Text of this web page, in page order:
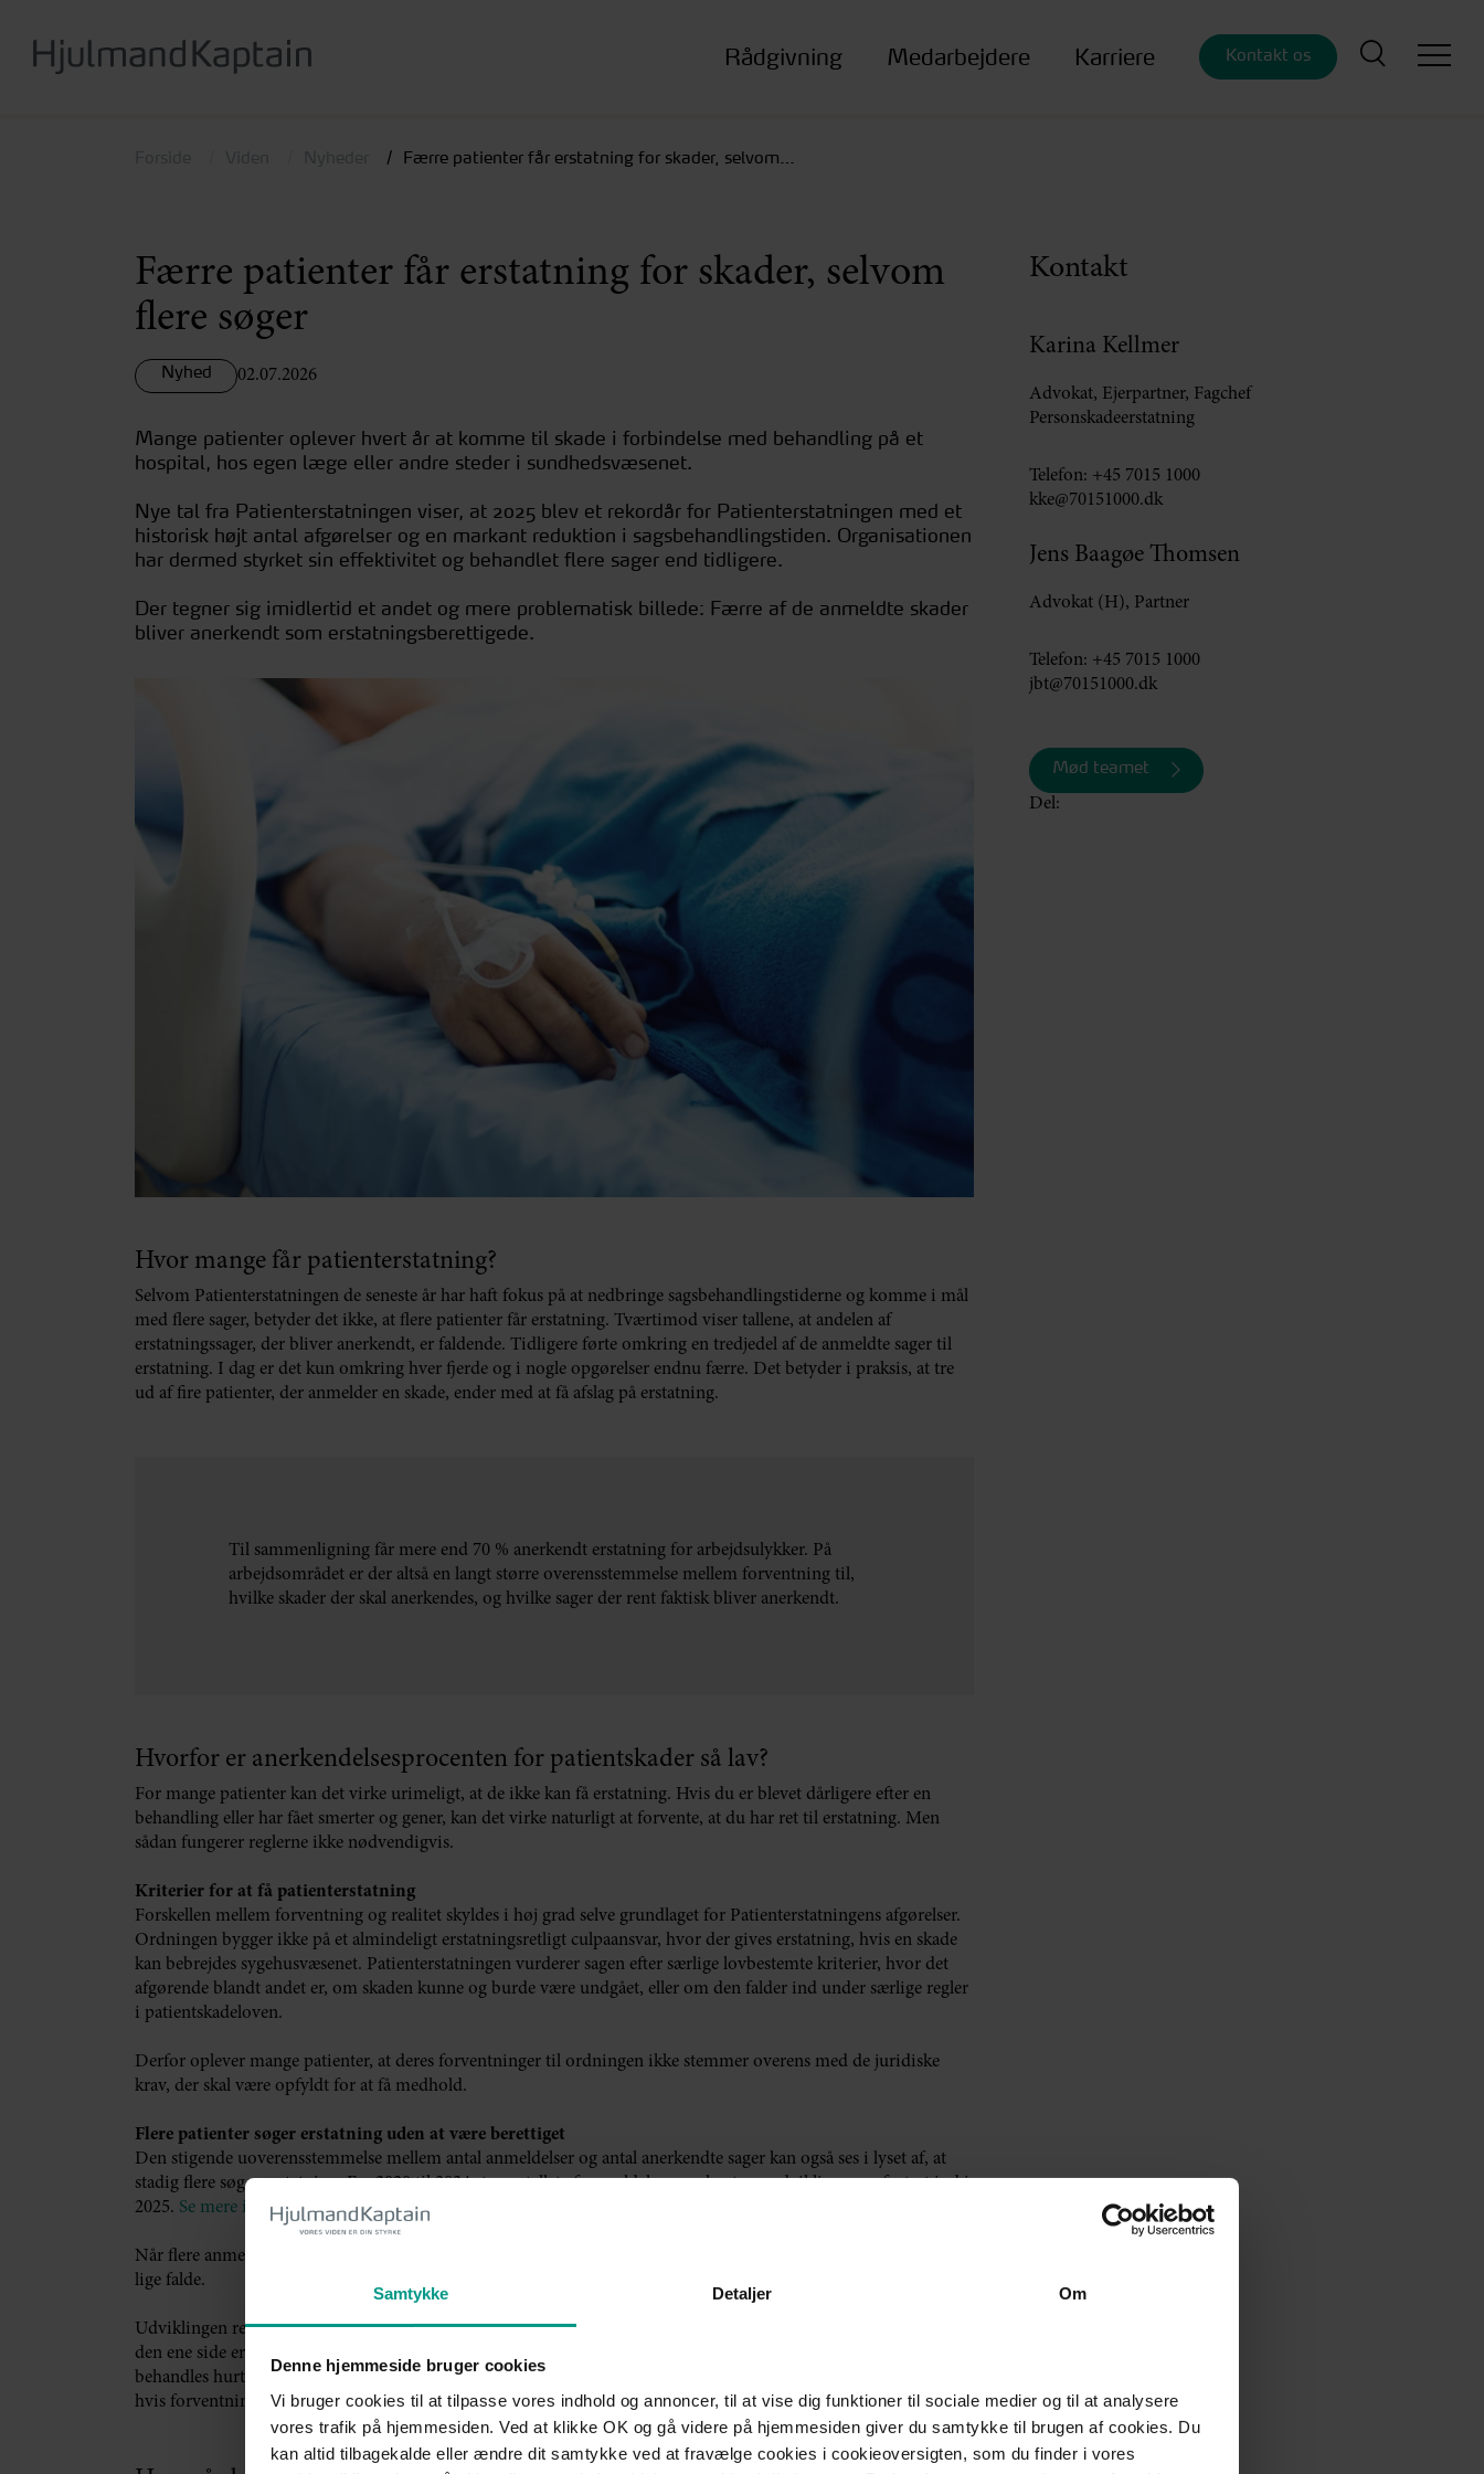
Samtykke Detaljer Om
Denne hjemmeside bruger cookies
Vi bruger cookies til at tilpasse vores indhold og annoncer, til at vise dig funktioner til sociale medier og til at analysere
vores trafik på hjemmesiden. Ved at klikke OK og gå videre på hjemmesiden giver du samtykke til brugen af cookies. Du
kan altid tilbagekalde eller ændre dit samtykke ved at fravælge cookies i cookieoversigten, som du finder i vores
hovedindhold
Rådgivning Medarbejdere Karriere Kontakt os
Færre patienter får erstatning for skader, selvom…
Færre patienter får erstatning for skader, selvom
flere søger
Nyhed 02.07.2026
Mange patienter oplever hvert år at komme til skade i forbindelse med behandling på et
hospital, hos egen læge eller andre steder i sundhedsvæsenet.
Nye tal fra Patienterstatningen viser, at 2025 blev et rekordår for Patienterstatningen med et
historisk højt antal afgørelser og en markant reduktion i sagsbehandlingstiden. Organisationen
har dermed styrket sin effektivitet og behandlet flere sager end tidligere.
Der tegner sig imidlertid et andet og mere problematisk billede: Færre af de anmeldte skader
bliver anerkendt som erstatningsberettigede.
Hvor mange får patienterstatning?
Selvom Patienterstatningen de seneste år har haft fokus på at nedbringe sagsbehandlingstiderne og komme i mål
med flere sager, betyder det ikke, at flere patienter får erstatning. Tværtimod viser tallene, at andelen af
erstatningssager, der bliver anerkendt, er faldende. Tidligere førte omkring en tredjedel af de anmeldte sager til
erstatning. I dag er det kun omkring hver fjerde og i nogle opgørelser endnu færre. Det betyder i praksis, at tre
ud af fire patienter, der anmelder en skade, ender med at få afslag på erstatning.
Til sammenligning får mere end 70 % anerkendt erstatning for arbejdsulykker. På
arbejdsområdet er der altså en langt større overensstemmelse mellem forventning til,
hvilke skader der skal anerkendes, og hvilke sager der rent faktisk bliver anerkendt.
Hvorfor er anerkendelsesprocenten for patientskader så lav?
For mange patienter kan det virke urimeligt, at de ikke kan få erstatning. Hvis du er blevet dårligere efter en
behandling eller har fået smerter og gener, kan det virke naturligt at forvente, at du har ret til erstatning. Men
sådan fungerer reglerne ikke nødvendigvis.
Kriterier for at få patienterstatning
Forskellen mellem forventning og realitet skyldes i høj grad selve grundlaget for Patienterstatningens afgørelser.
Ordningen bygger ikke på et almindeligt erstatningsretligt culpaansvar, hvor der gives erstatning, hvis en skade
kan bebrejdes sygehusvæsenet. Patienterstatningen vurderer sagen efter særlige lovbestemte kriterier, hvor det
afgørende blandt andet er, om skaden kunne og burde være undgået, eller om den falder ind under særlige regler
i patientskadeloven.
Derfor oplever mange patienter, at deres forventninger til ordningen ikke stemmer overens med de juridiske
krav, der skal være opfyldt for at få medhold.
Flere patienter søger erstatning uden at være berettiget
Den stigende uoverensstemmelse mellem antal anmeldelser og antal anerkendte sager kan også ses i lyset af, at
stadig flere søger erstatning. Fra 2020 til 2024 steg antallet af anmeldelser markant, og udviklingen er fortsat ind i
2025. Se mere i nyheden fra Patienterstatningen her
Når flere anmelder skader, uden at kriterierne for anerkendelse er opfyldt, vil anerkendelsesprocenten alt andet
lige falde.
Udviklingen rejser et mere principielt spørgsmål om patienternes retssikkerhed og forståelse af ordningen. På
den ene side er det positivt, at flere patienter gør brug af deres mulighed for at søge erstatning, og at sagerne
behandles hurtigere. På den anden side kan den faldende anerkendelsesprocent skabe frustration og mistillid,
hvis forventningerne til systemet ikke stemmer overens med dets faktiske funktion.
Kontakt
Karina Kellmer
Advokat, Ejerpartner, Fagchef
Personskadeerstatning
Telefon: +45 7015 1000
kke@70151000.dk
Jens Baagøe Thomsen
Advokat (H), Partner
Telefon: +45 7015 1000
jbt@70151000.dk
Mød teamet
Del: